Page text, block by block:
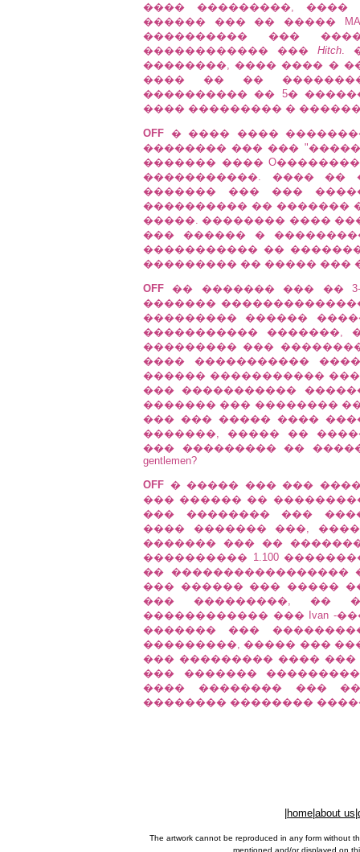
���� ���������, ����
������ ��� �� �����
���������� ���
������������ ��� Hitch.
��������, ���� ���� �
���� �� ��
���������� �� 5�
���� ��������� �
OFF � ���� ����
�������� ��� ���
������� ����
�����������. ���� ��
������� ��� ���
���������� �� �������
�����. �������� ����
��� ������ �
����������� ��
��������� �� ����� ���
OFF �� ������� ��� ��
�������
��������� ������
����������� �������,
��������� ���
���� �����������
������ �����������
��� �����������
������� ��� ��������
��� ��� ����� ����
�������, ����� ��
��� ��������� ��
gentlemen?
OFF � ����� ��� ���
��� ������ ��
��� �������� ���
���� ������� ���,
������� ��� ��
���������� 1.100
�� �����������������
��� ������ ��� �����
��� ���������, ��
������������ ��� Ivan -
������� ���
���������, ����� ���
��� ��������� ����
��� �������
���� �������� ���
�������� ��������
home about us
The artwork cannot be reproduced in any form without
mentioned and/or displayed on